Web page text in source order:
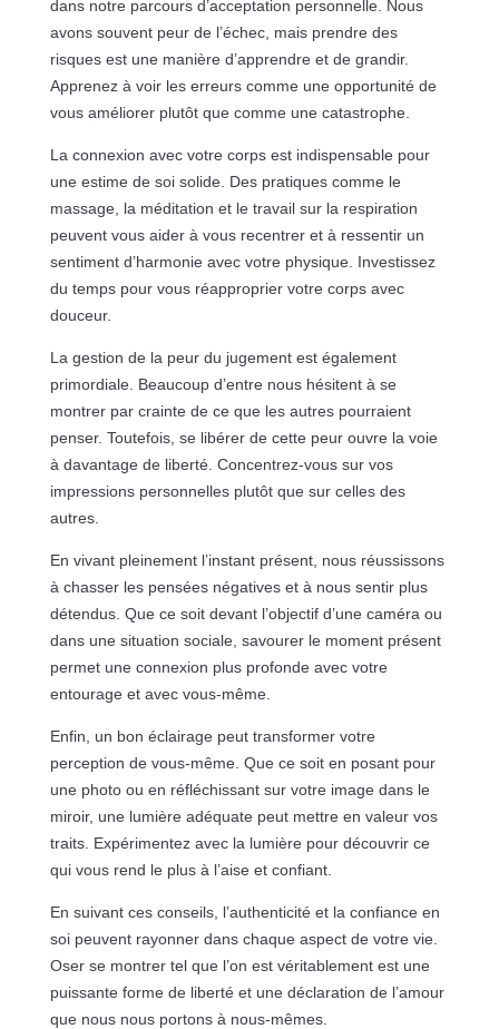
dans notre parcours d’acceptation personnelle. Nous
avons souvent peur de l’échec, mais prendre des
risques est une manière d’apprendre et de grandir.
Apprenez à voir les erreurs comme une opportunité de
vous améliorer plutôt que comme une catastrophe.
La connexion avec votre corps est indispensable pour
une estime de soi solide. Des pratiques comme le
massage, la méditation et le travail sur la respiration
peuvent vous aider à vous recentrer et à ressentir un
sentiment d’harmonie avec votre physique. Investissez
du temps pour vous réapproprier votre corps avec
douceur.
La gestion de la peur du jugement est également
primordiale. Beaucoup d’entre nous hésitent à se
montrer par crainte de ce que les autres pourraient
penser. Toutefois, se libérer de cette peur ouvre la voie
à davantage de liberté. Concentrez-vous sur vos
impressions personnelles plutôt que sur celles des
autres.
En vivant pleinement l’instant présent, nous réussissons
à chasser les pensées négatives et à nous sentir plus
détendus. Que ce soit devant l’objectif d’une caméra ou
dans une situation sociale, savourer le moment présent
permet une connexion plus profonde avec votre
entourage et avec vous-même.
Enfin, un bon éclairage peut transformer votre
perception de vous-même. Que ce soit en posant pour
une photo ou en réfléchissant sur votre image dans le
miroir, une lumière adéquate peut mettre en valeur vos
traits. Expérimentez avec la lumière pour découvrir ce
qui vous rend le plus à l’aise et confiant.
En suivant ces conseils, l’authenticité et la confiance en
soi peuvent rayonner dans chaque aspect de votre vie.
Oser se montrer tel que l’on est véritablement est une
puissante forme de liberté et une déclaration de l’amour
que nous nous portons à nous-mêmes.